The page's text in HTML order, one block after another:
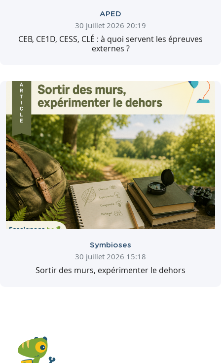
APED
30 juillet 2026 20:19
CEB, CE1D, CESS, CLÉ : à quoi servent les épreuves
externes ?
Symbioses
30 juillet 2026 15:18
Sortir des murs, expérimenter le dehors